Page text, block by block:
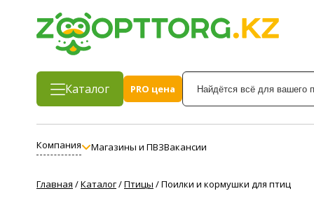
Каталог
PRO цена
Компания Магазины и ПВЗВакансии
Главная /Каталог/Птицы /Поилки и кормушки для птиц